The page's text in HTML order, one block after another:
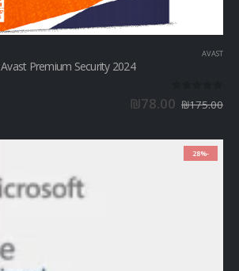
AVAST
Avast Premium Security 2024 - רישיון שנתי למחשב אחד
₪175.00
₪78.00
-28%